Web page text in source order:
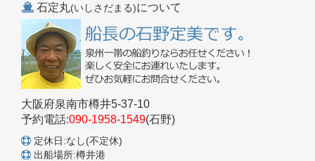
石定丸(いしさだまる)について
大阪府泉南市樽井5-37-10
予約電話:090-1958-1549(石野)
定休日:なし(不定休)
出船場所:樽井港